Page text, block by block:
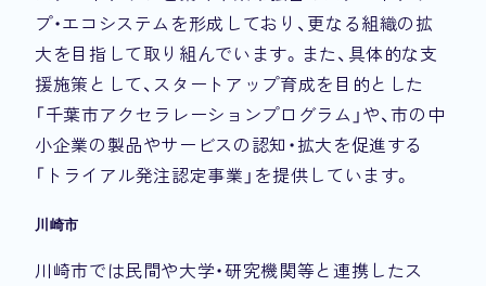
プ・エコシステムを形成しており、更なる組織の拡
大を目指して取り組んでいます。また、具体的な支
援施策として、スタートアップ育成を目的とした
「千葉市アクセラレーションプログラム」や、市の中
小企業の製品やサービスの認知・拡大を促進する
「トライアル発注認定事業」を提供しています。
川崎市
川崎市では民間や大学・研究機関等と連携したス